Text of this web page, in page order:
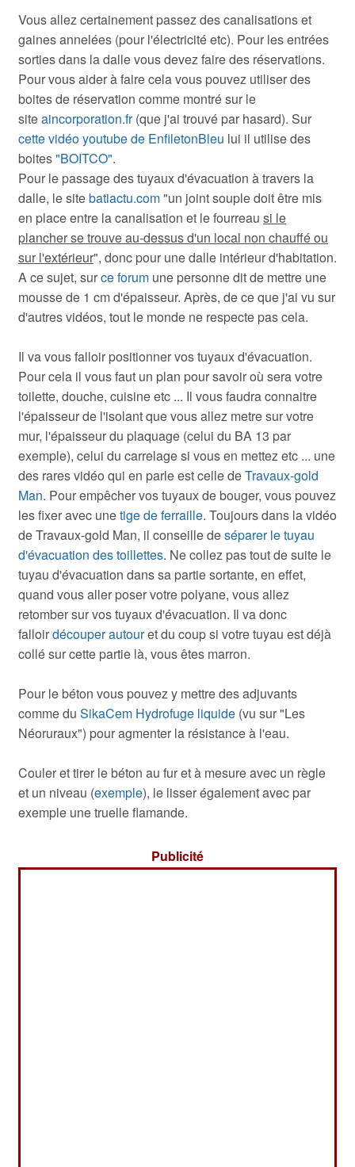
Vous allez certainement passez des canalisations et
gaines annelées (pour l'électricité etc). Pour les entrées
sorties dans la dalle vous devez faire des réservations.
Pour vous aider à faire cela vous pouvez utiliser des
boites de réservation comme montré sur le
siteaincorporation.fr(que j'ai trouvé par hasard). Sur
cette vidéo youtube de EnfiletonBleu lui il utilise des
boites"BOITCO".
Pour le passage des tuyaux d'évacuation à travers la
dalle, le sitebatiactu.com"un joint souple doit être mis
en place entre la canalisation et le fourreau si le
plancher se trouve au-dessus d'un local non chauffé ou
sur l'extérieur", donc pour une dalle intérieur d'habitation.
A ce sujet, surce forum une personne dit de mettre une
mousse de 1 cm d'épaisseur. Après, de ce que j'ai vu sur
d'autres vidéos, tout le monde ne respecte pas cela.
Il va vous falloir positionner vos tuyaux d'évacuation.
Pour cela il vous faut un plan pour savoir où sera votre
toilette, douche, cuisine etc ... Il vous faudra connaitre
l'épaisseur de l'isolant que vous allez metre sur votre
mur, l'épaisseur du plaquage (celui du BA 13 par
exemple), celui du carrelage si vous en mettez etc ... une
des rares vidéo qui en parle est celle deTravaux-gold
Man. Pour empêcher vos tuyaux de bouger, vous pouvez
les fixer avec unetige de ferraille. Toujours dans la vidéo
de Travaux-gold Man, il conseille deséparer le tuyau
d'évacuation des toillettes. Ne collez pas tout de suite le
tuyau d'évacuation dans sa partie sortante, en effet,
quand vous aller poser votre polyane, vous allez
retomber sur vos tuyaux d'évacuation. Il va donc
falloirdécouper autouret du coup si votre tuyau est déjà
collé sur cette partie là, vous êtes marron.
Pour le béton vous pouvez y mettre des adjuvants
comme du SikaCem Hydrofuge liquide (vu sur "Les
Néoruraux") pour agmenter la résistance à l'eau.
Couler et tirer le béton au fur et à mesure avec un règle
et un niveau (exemple), le lisser également avec par
exemple une truelle flamande.
Publicité